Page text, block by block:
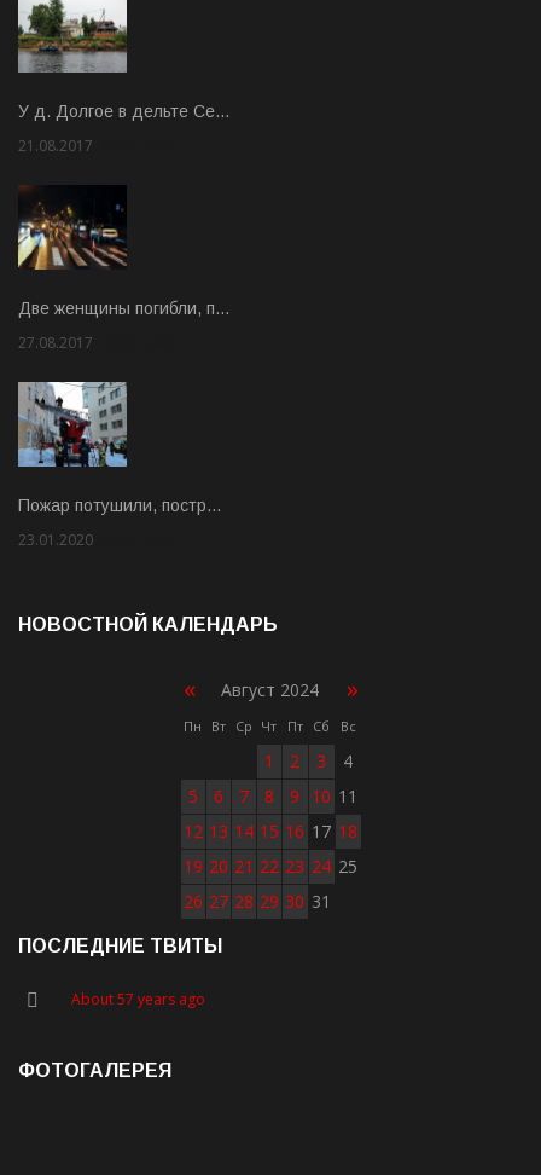
У д. Долгое в дельте Се…
21.08.2017
Две женщины погибли, п…
27.08.2017
Пожар потушили, постр…
23.01.2020
НОВОСТНОЙ КАЛЕНДАРЬ
« Август 2024 »
Пн Вт Ср Чт Пт Сб Вс
1 2 3
4
5
6 7 8 9 10 11
12 13 14 15 16 17 18
19 20 21 22 23 24 25
26 27 28 29 30 31
ПОСЛЕДНИЕ ТВИТЫ
About 57 years ago
ФОТОГАЛЕРЕЯ